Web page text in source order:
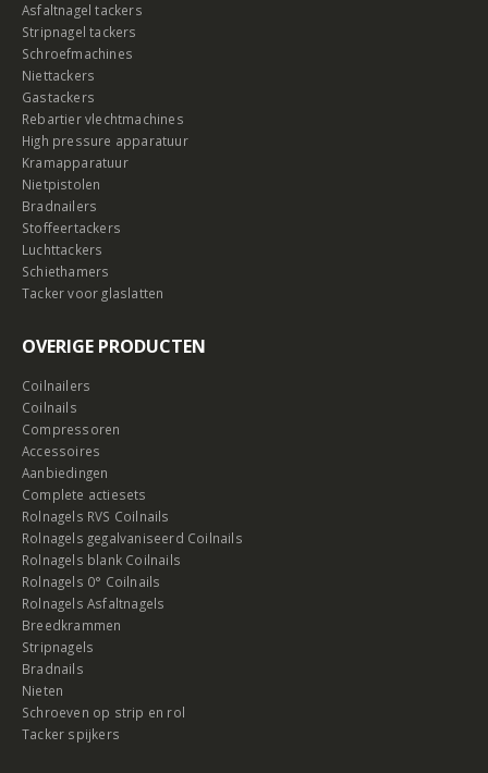
Asfaltnagel tackers
Stripnagel tackers
Schroefmachines
Niettackers
Gastackers
Rebartier vlechtmachines
High pressure apparatuur
Kramapparatuur
Nietpistolen
Bradnailers
Stoffeertackers
Luchttackers
Schiethamers
Tacker voor glaslatten
OVERIGE PRODUCTEN
Coilnailers
Coilnails
Compressoren
Accessoires
Aanbiedingen
Complete actiesets
Rolnagels RVS Coilnails
Rolnagels gegalvaniseerd Coilnails
Rolnagels blank Coilnails
Rolnagels 0° Coilnails
Rolnagels Asfaltnagels
Breedkrammen
Stripnagels
Bradnails
Nieten
Schroeven op strip en rol
Tacker spijkers